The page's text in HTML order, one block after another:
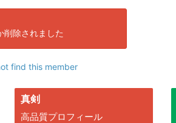
削除されました
find this member
真剣
高品質プロフィール